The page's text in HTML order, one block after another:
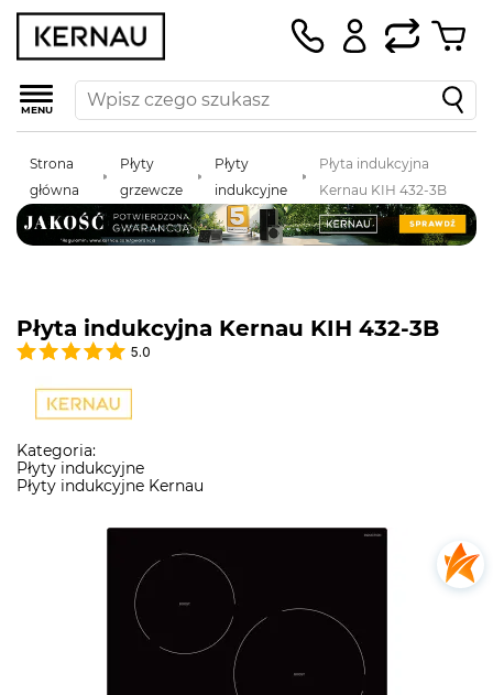
MENU
Strona
główna
Płyty
grzewcze
Płyty
indukcyjne
Płyta indukcyjna
Kernau KIH 432-3B
Płyta indukcyjna Kernau KIH 432-3B
5.0
Kategoria:
Płyty indukcyjne
Płyty indukcyjne Kernau